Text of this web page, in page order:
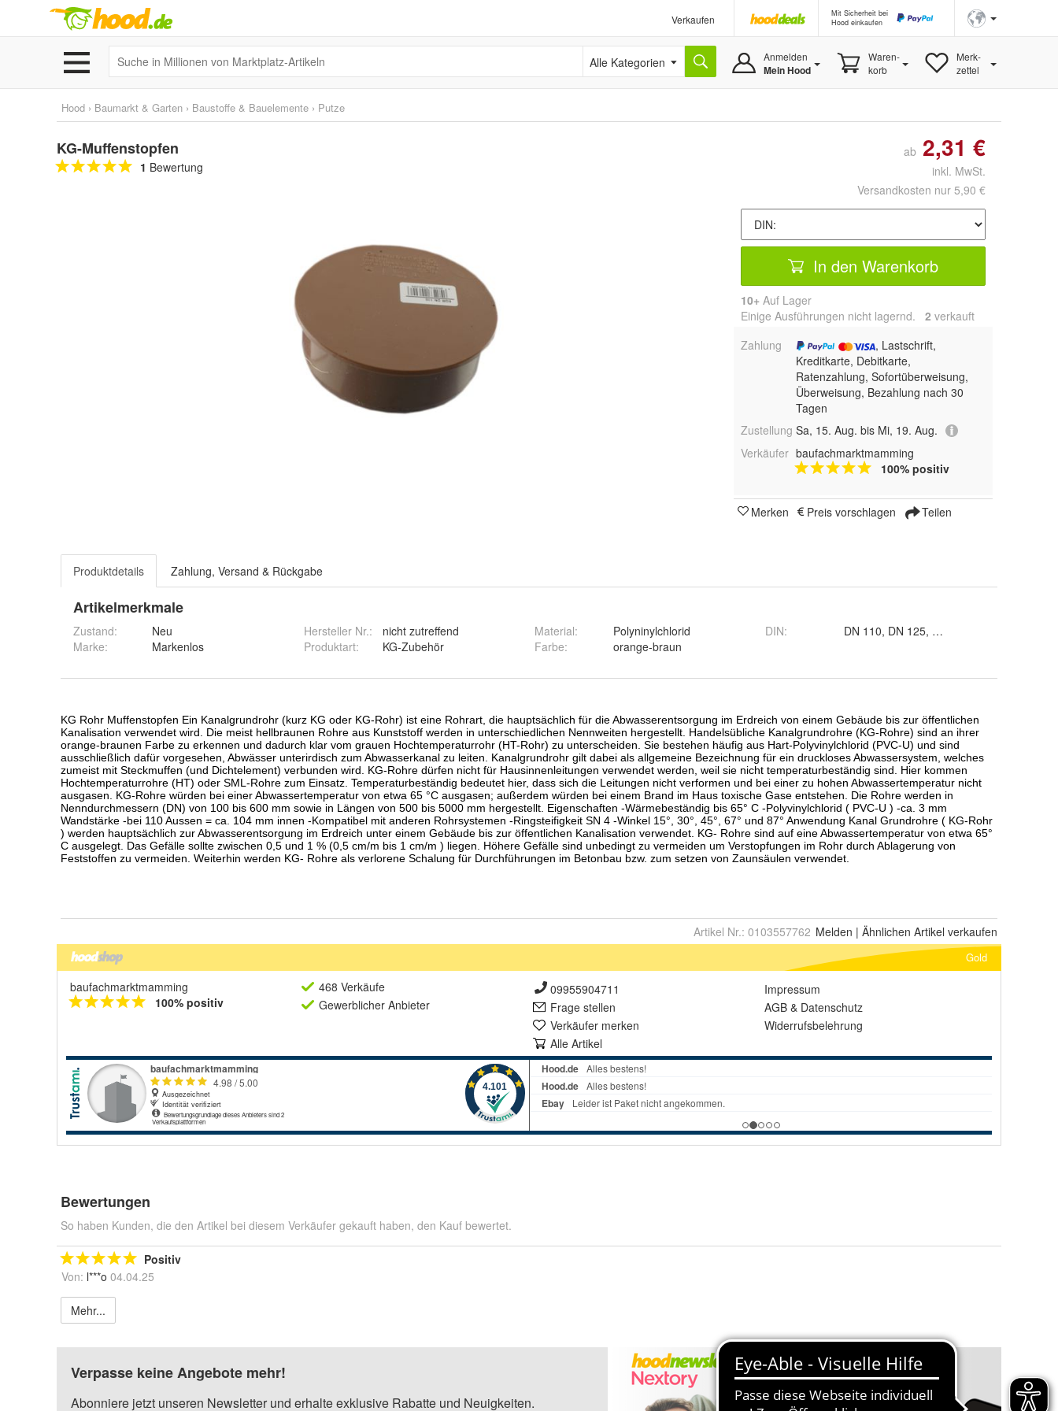
Verkaufen
Mit Sicherheit bei
Hood einkaufen
Alle Kategorien Anmelden
Mein Hood
Waren-
korb
Merk-
zettel
Hood › Baumarkt & Garten › Baustoffe & Bauelemente › Putze
KG-Muffenstopfen
1 Bewertung
ab 2,31 €
inkl. MwSt.
Versandkosten nur 5,90 €
In den Warenkorb
10+ Auf Lager
Einige Ausführungen nicht lagernd. 2 verkauft
Zahlung
, Lastschrift,
Kreditkarte, Debitkarte,
Ratenzahlung, Sofortüberweisung,
Überweisung, Bezahlung nach 30
Tagen
Zustellung Sa, 15. Aug. bis Mi, 19. Aug.
Verkäufer baufachmarktmamming
100% positiv
Merken Preis vorschlagen Teilen
Produktdetails Zahlung, Versand & Rückgabe
Artikelmerkmale
Zustand:
Neu
Marke:
Markenlos
Hersteller Nr.:
nicht zutreffend
Produktart: KG-Zubehör
Material:
Polyninylchlorid
Farbe: orange-braun
DIN:
Artikel Nr.: 0103557762 Melden | Ähnlichen Artikel verkaufen
Gold
baufachmarktmamming
100% positiv
468 Verkäufe
Gewerblicher Anbieter
09955904711
Frage stellen
Verkäufer merken
Alle Artikel
Impressum
AGB & Datenschutz
Widerrufsbelehrung
Bewertungen
So haben Kunden, die den Artikel bei diesem Verkäufer gekauft haben, den Kauf bewertet.
Positiv
Von: l***o 04.04.25
Mehr...
Verpasse keine Angebote mehr!
Abonniere jetzt unseren Newsletter und erhalte exklusive Rabatte und Neuigkeiten.